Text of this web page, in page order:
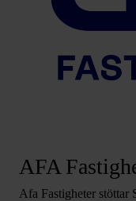
AFA
Afa Fastigheter stöttar